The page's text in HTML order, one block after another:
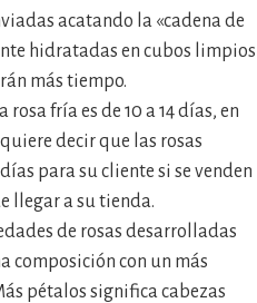
acatando la «cadena de
hidratadas en cubos limpios
más tiempo.
fría es de 10 a 14 días, en
decir que las rosas
para su cliente si se venden
llegar a su tienda.
de rosas desarrolladas
composición con un más
pétalos significa cabezas